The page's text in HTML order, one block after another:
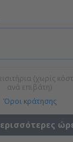
(χωρίς
ανά επιβάτη)
Όροι κράτησης